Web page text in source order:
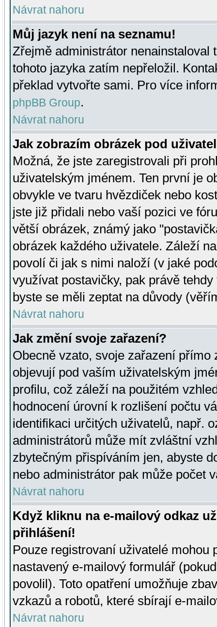
Návrat nahoru
Můj jazyk není na seznamu!
Zřejmě administrátor nenainstaloval
tohoto jazyka zatím nepřeložil.
překlad vytvořte sami. Pro více
phpBB Group.
Návrat nahoru
Jak zobrazím obrázek pod
Možná, že jste zaregistrovali při
uživatelským jménem. Ten první je
obvykle ve tvaru hvězdiček nebo
jste již přidali nebo vaší pozici ve
větší obrázek, známý jako
obrázek každého uživatele. Záleží
povolí či jak s nimi naloží (v jaké
využívat postavičky, pak právě
byste se měli zeptat na důvody
Návrat nahoru
Jak změní svoje zařazení?
Obecně vzato, svoje zařazení přímo
objevují pod vaším uživatelským
profilu, což záleží na použitém
hodnocení úrovní k rozlišení počtu
identifikaci určitých uživatelů, např.
administrátorů může mít zvláštní
zbytečným přispíváním jen, abyste
nebo administrátor pak může počet
Návrat nahoru
Když kliknu na e-mailový odkaz
přihlášení!
Pouze registrovaní uživatelé mohou
nastavený e-mailový formulář
povolil). Toto opatření umožňuje
vzkazů a robotů, které sbírají e-
Návrat nahoru